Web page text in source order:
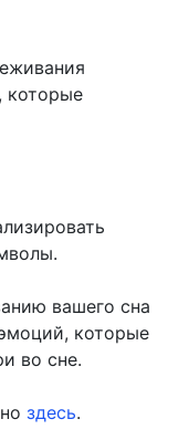
которые
вашего сна
которые
во сне.
здесь.